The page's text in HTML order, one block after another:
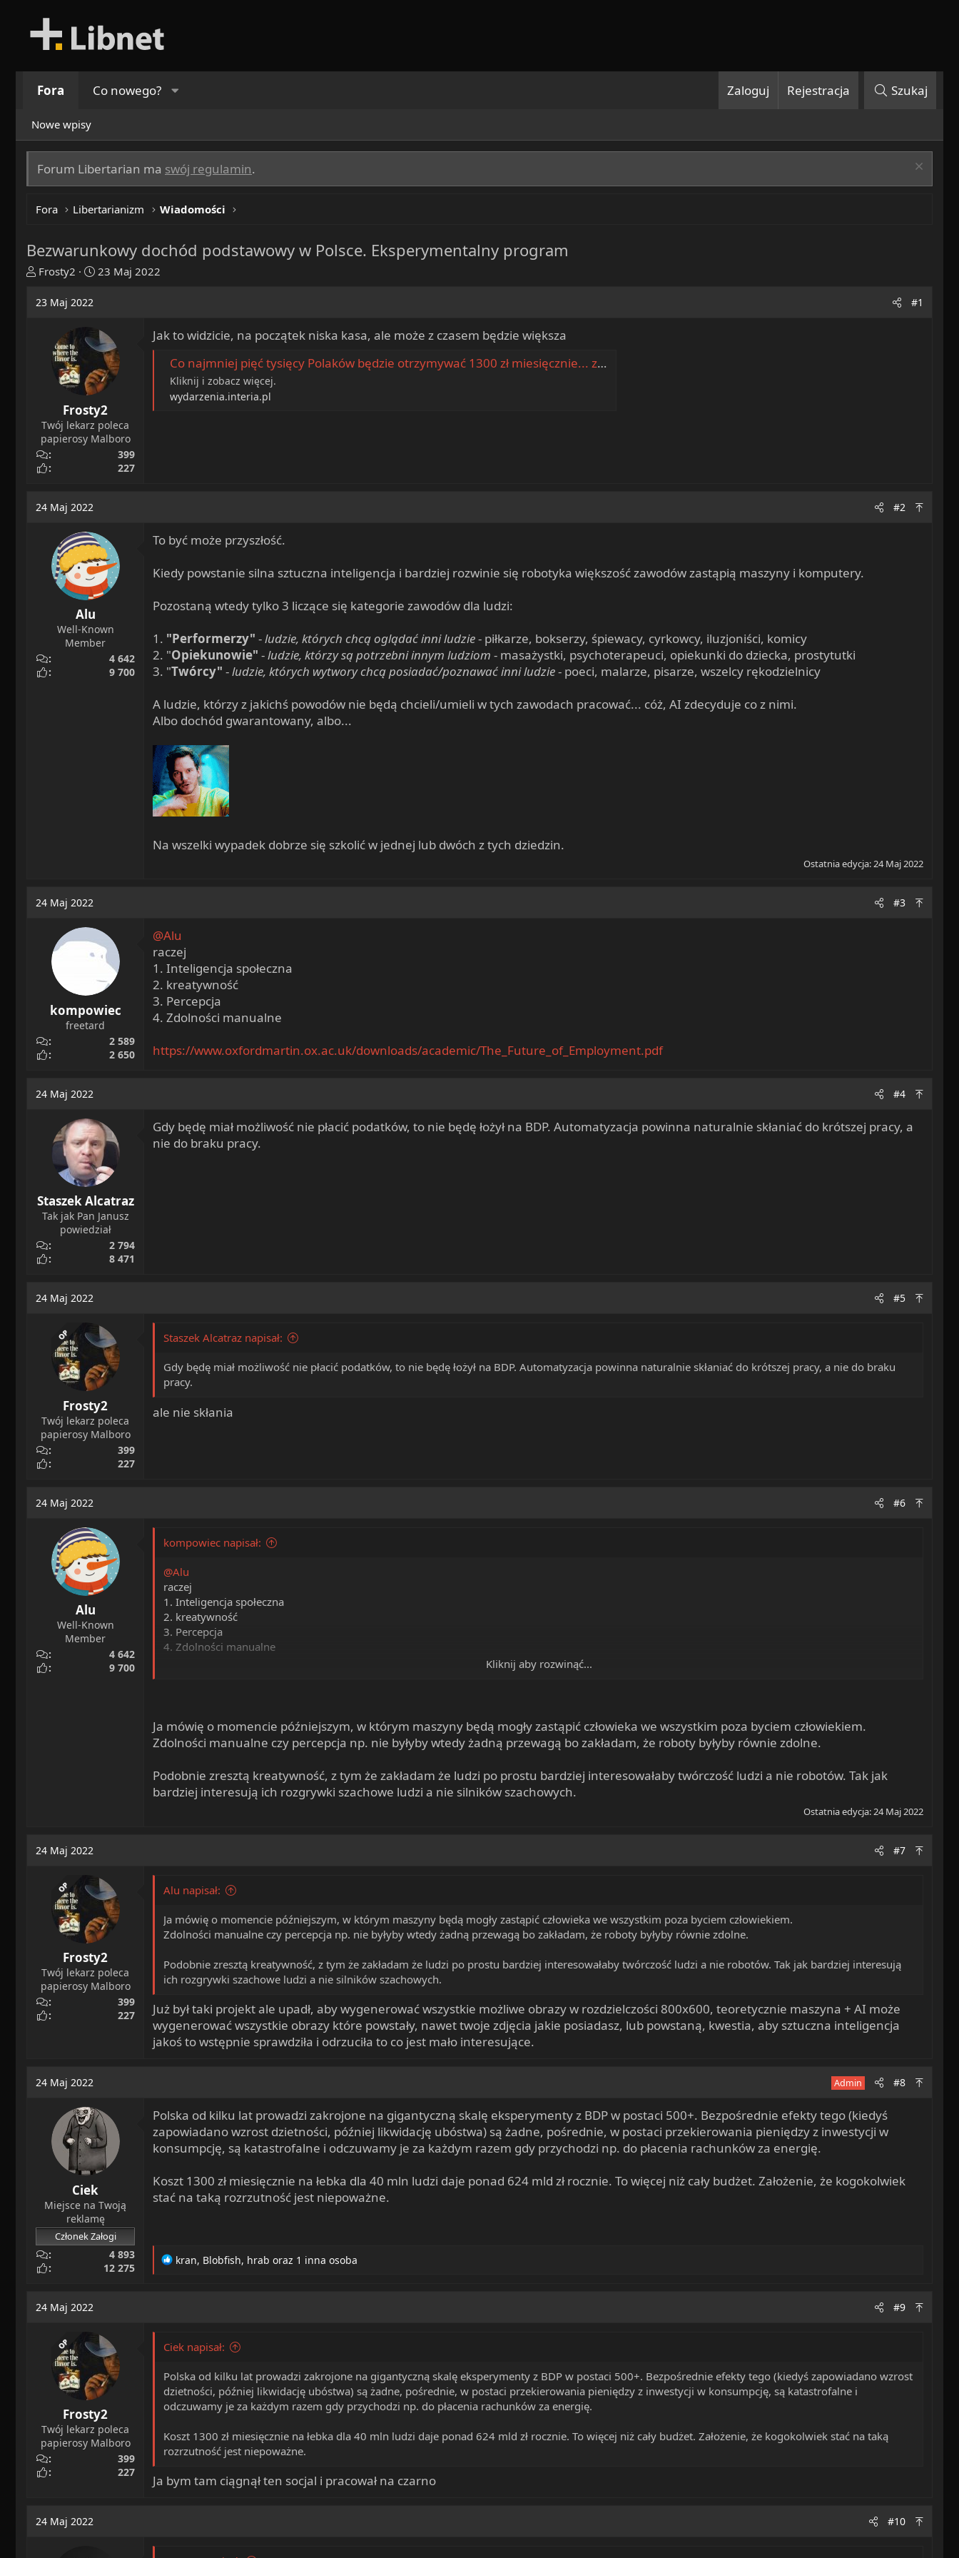
Fora Co nowego? Zaloguj Rejestracja Szukaj
Nowe wpisy
Forum Libertarian ma swój regulamin.
Fora Libertarianizm Wiadomości
Bezwarunkowy dochód podstawowy w Polsce. Eksperymentalny program
T
r
e
r
Frosty2
R
o
c
ę
t
y
23 Maj 2022
23 Maj 2022 #1
Frosty2
Twój lekarz poleca
papierosy Malboro
399
227
Jak to widzicie, na początek niska kasa, ale może z czasem będzie większa
Co najmniej pięć tysięcy Polaków będzie otrzymywać 1300 zł miesięcznie... za nic
Kliknij i zobacz więcej.
wydarzenia.interia.pl
24 Maj 2022 #2
Alu
Well-Known
Member
4 642
9 700
To być może przyszłość.
Kiedy powstanie silna sztuczna inteligencja i bardziej rozwinie się robotyka większość zawodów zastąpią maszyny i komputery.
Pozostaną wtedy tylko 3 liczące się kategorie zawodów dla ludzi:
1. "Performerzy" -ludzie, których chcą oglądać inni ludzie- piłkarze, bokserzy, śpiewacy, cyrkowcy, iluzjoniści, komicy
2. "Opiekunowie" -ludzie, którzy są potrzebni innym ludziom - masażystki, psychoterapeuci, opiekunki do dziecka, prostytutki
3. "Twórcy" -ludzie, których wytwory chcą posiadać/poznawać inni ludzie- poeci, malarze, pisarze, wszelcy rękodzielnicy
A ludzie, którzy z jakichś powodów nie będą chcieli/umieli w tych zawodach pracować... cóż, AI zdecyduje co z nimi.
Albo dochód gwarantowany, albo...
Na wszelki wypadek dobrze się szkolić w jednej lub dwóch z tych dziedzin.
Ostatnia edycja:24 Maj 2022
24 Maj 2022 #3
kompowiec
freetard
2 589
2 650
@Alu
raczej
1. Inteligencja społeczna
2. kreatywność
3. Percepcja
4. Zdolności manualne
https://www.oxfordmartin.ox.ac.uk/downloads/academic/The_Future_of_Employment.pdf
24 Maj 2022 #4
Staszek Alcatraz
Tak jak Pan Janusz
powiedział
2 794
8 471
Gdy będę miał możliwość nie płacić podatków, to nie będę łożył na BDP. Automatyzacja powinna naturalnie skłaniać do krótszej pracy, a
nie do braku pracy.
24 Maj 2022 #5
OP
Frosty2
Twój lekarz poleca
papierosy Malboro
399
227
Staszek Alcatraz napisał:
Gdy będę miał możliwość nie płacić podatków, to nie będę łożył na BDP. Automatyzacja powinna naturalnie skłaniać do krótszej pracy, a nie do braku
pracy.
ale nie skłania
24 Maj 2022 #6
Alu
Well-Known
Member
4 642
9 700
kompowiec napisał:
@Alu
raczej
1. Inteligencja społeczna
2. kreatywność
3. Percepcja
4. Zdolności manualne
Kliknij aby rozwinąć...
Ja mówię o momencie późniejszym, w którym maszyny będą mogły zastąpić człowieka we wszystkim poza byciem człowiekiem.
Zdolności manualne czy percepcja np. nie byłyby wtedy żadną przewagą bo zakładam, że roboty byłyby równie zdolne.
Podobnie zresztą kreatywność, z tym że zakładam że ludzi po prostu bardziej interesowałaby twórczość ludzi a nie robotów. Tak jak
bardziej interesują ich rozgrywki szachowe ludzi a nie silników szachowych.
Ostatnia edycja: 24 Maj 2022
24 Maj 2022 #7
OP
Frosty2
Twój lekarz poleca
papierosy Malboro
399
227
Alu napisał:
Ja mówię o momencie późniejszym, w którym maszyny będą mogły zastąpić człowieka we wszystkim poza byciem człowiekiem.
Zdolności manualne czy percepcja np. nie byłyby wtedy żadną przewagą bo zakładam, że roboty byłyby równie zdolne.
Podobnie zresztą kreatywność, z tym że zakładam że ludzi po prostu bardziej interesowałaby twórczość ludzi a nie robotów. Tak jak bardziej interesują
ich rozgrywki szachowe ludzi a nie silników szachowych.
Już był taki projekt ale upadł, aby wygenerować wszystkie możliwe obrazy w rozdzielczości 800x600, teoretycznie maszyna + AI może
wygenerować wszystkie obrazy które powstały, nawet twoje zdjęcia jakie posiadasz, lub powstaną, kwestia, aby sztuczna inteligencja
jakoś to wstępnie sprawdziła i odrzuciła to co jest mało interesujące.
24 Maj 2022 Admin #8
Ciek
Miejsce na Twoją
reklamę
Członek Załogi
4 893
12 275
Polska od kilku lat prowadzi zakrojone na gigantyczną skalę eksperymenty z BDP w postaci 500+. Bezpośrednie efekty tego (kiedyś
zapowiadano wzrost dzietności, później likwidację ubóstwa) są żadne, pośrednie, w postaci przekierowania pieniędzy z inwestycji w
konsumpcję, są katastrofalne i odczuwamy je za każdym razem gdy przychodzi np. do płacenia rachunków za energię.
Koszt 1300 zł miesięcznie na łebka dla 40 mln ludzi daje ponad 624 mld zł rocznie. To więcej niż cały budżet. Założenie, że kogokolwiek
stać na taką rozrzutność jest niepoważne.
R
o
n
:
kran, Blobfish, hrab oraz 1 inna osoba
24 Maj 2022 #9
OP
Frosty2
Twój lekarz poleca
papierosy Malboro
399
227
Ciek napisał:
Polska od kilku lat prowadzi zakrojone na gigantyczną skalę eksperymenty z BDP w postaci 500+. Bezpośrednie efekty tego (kiedyś zapowiadano wzrost
dzietności, później likwidację ubóstwa) są żadne, pośrednie, w postaci przekierowania pieniędzy z inwestycji w konsumpcję, są katastrofalne i
odczuwamy je za każdym razem gdy przychodzi np. do płacenia rachunków za energię.
Koszt 1300 zł miesięcznie na łebka dla 40 mln ludzi daje ponad 624 mld zł rocznie. To więcej niż cały budżet. Założenie, że kogokolwiek stać na taką
rozrzutność jest niepoważne.
Ja bym tam ciągnął ten socjal i pracował na czarno
24 Maj 2022 #10